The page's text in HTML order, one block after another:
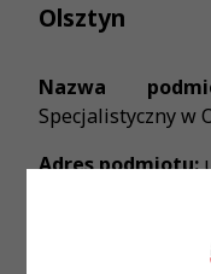
Olsztyn
Nazwa
Specjalistyczny w
Adres podmiotu:
Olsztynie